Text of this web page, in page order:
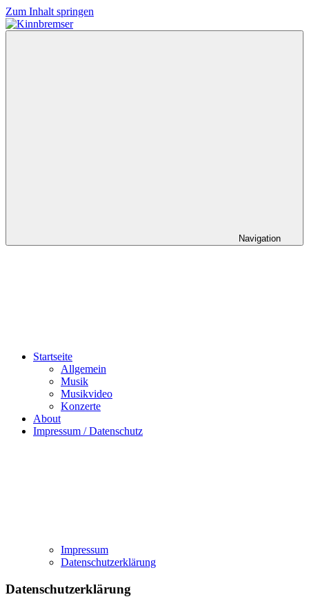
Zum Inhalt springen
Navigation
Startseite
Allgemein
Musik
Musikvideo
Konzerte
About
Impressum / Datenschutz
Impressum
Datenschutzerklärung
Datenschutzerklärung